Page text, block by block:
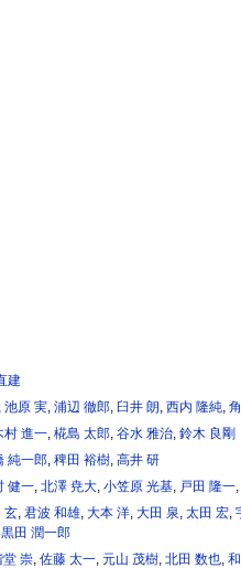
建
,池原 実 ,浦辺 徹郎 臼井 朗 ,西内 隆純 ,
村 進一 ,椛島 太郎 ,谷水 雅治 ,鈴木 良剛
純一郎 ,稗田 裕樹 ,高井 研
健一 ,北澤 尭大 ,小笠原 光基 戸田 隆一
玄 ,君波 和雄 ,大本 洋 ,大田 泉 ,太田 宏 ,
黒田 潤一郎
堂 崇,佐藤 太一,元山 茂樹,北田 数也,